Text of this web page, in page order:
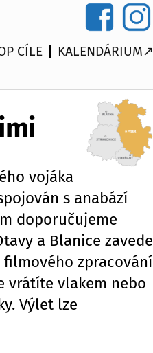
CÍLE KALENDÁRIUM↗
vojáka
s anabází
doporučujeme
a Blanice zavede
zpracování
vrátíte vlakem nebo
Výlet lze